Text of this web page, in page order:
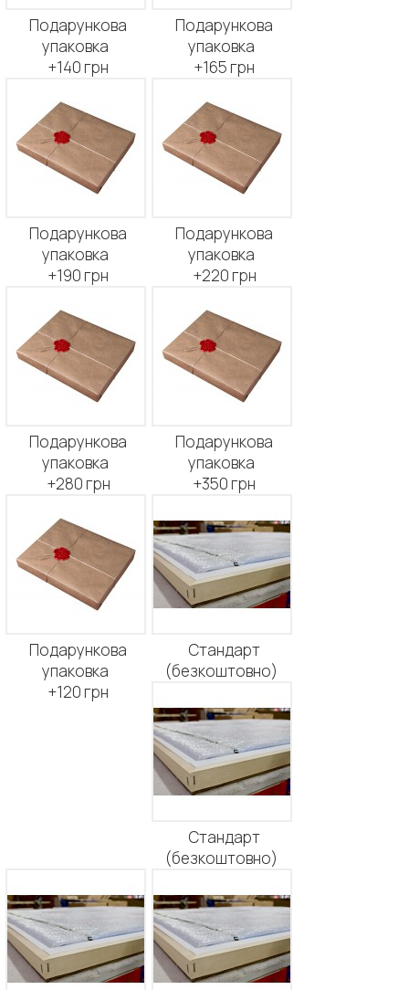
Подарункова
упаковка
+140 грн
Подарункова
упаковка
+165 грн
Подарункова
упаковка
+190 грн
Подарункова
упаковка
+220 грн
Подарункова
упаковка
+280 грн
Подарункова
упаковка
+350 грн
Подарункова
упаковка
+120 грн
Стандарт
(безкоштовно)
Стандарт
(безкоштовно)